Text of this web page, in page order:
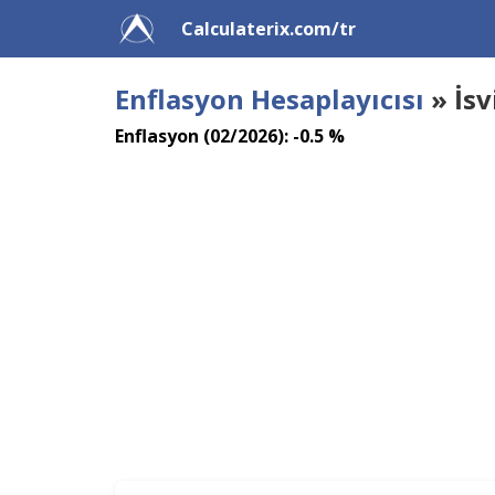
Calculaterix.com/tr
Enflasyon Hesaplayıcısı »
Enflasyon (02/2026): -0.5 %